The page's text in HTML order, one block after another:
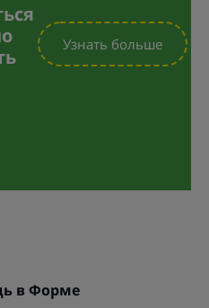
Узнать больше
в Форме